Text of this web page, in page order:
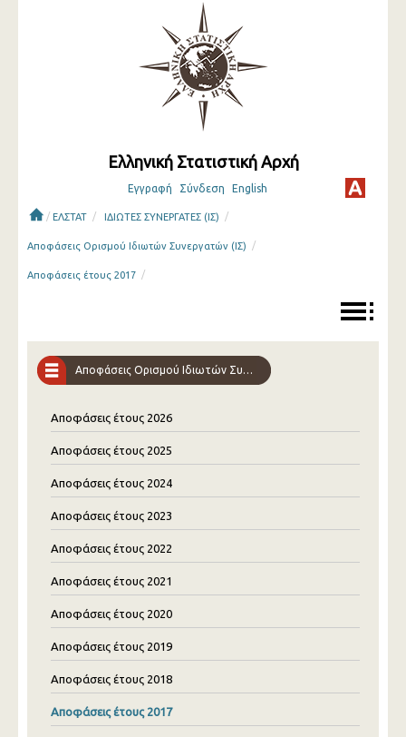
Ελληνική Στατιστική Αρχή
Εγγραφή Σύνδεση English
/ ΕΛΣΤΑΤ / ΙΔΙΩΤΕΣ ΣΥΝΕΡΓΑΤΕΣ (ΙΣ) /
Αποφάσεις Ορισμού Ιδιωτών Συνεργατών (ΙΣ) /
Αποφάσεις έτους 2017 /
Αποφάσεις Ορισμού Ιδιωτών Συνεργατών
Αποφάσεις έτους 2026
Αποφάσεις έτους 2025
Αποφάσεις έτους 2024
Αποφάσεις έτους 2023
Αποφάσεις έτους 2022
Αποφάσεις έτους 2021
Αποφάσεις έτους 2020
Αποφάσεις έτους 2019
Αποφάσεις έτους 2018
Αποφάσεις έτους 2017